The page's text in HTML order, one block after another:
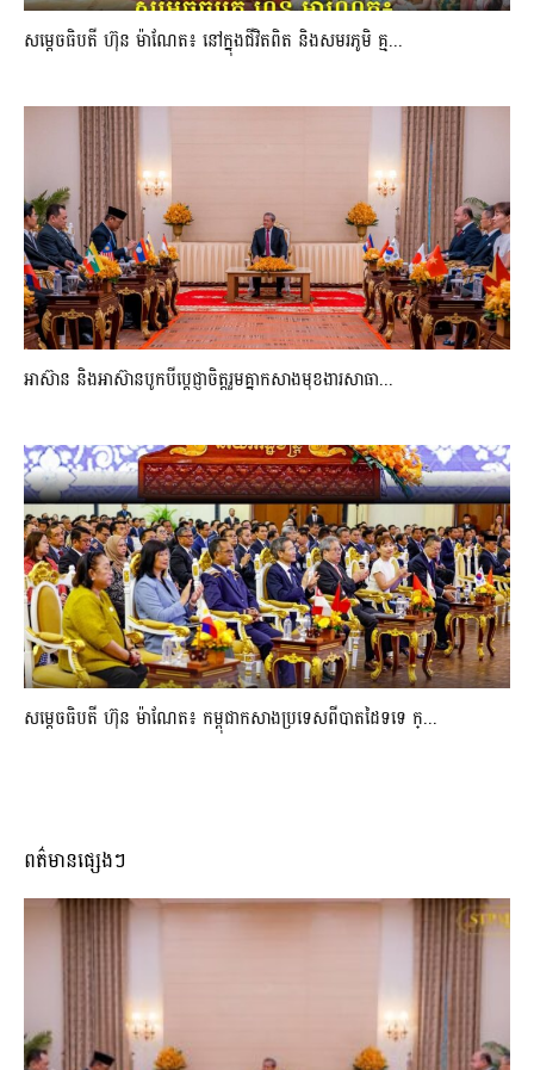
សម្តេចធិបតី ហ៊ុន ម៉ាណែត៖ នៅក្នុងជីវិតពិត និងសមរភូមិ គ្ម...
អាស៊ាន និងអាស៊ានបូកបីប្តេជ្ញាចិត្តរួមគ្នាកសាងមុខងារសាធា...
សម្ដេចធិបតី ហ៊ុន ម៉ាណែត៖ កម្ពុជាកសាងប្រទេសពីបាតដៃទទេ ក្...
ពត៌មានផ្សេងៗ